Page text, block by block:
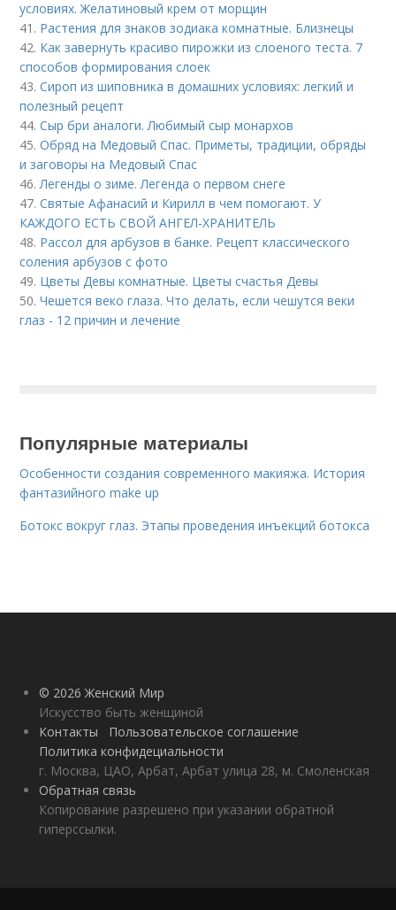
условиях. Желатиновый крем от морщин
41. Растения для знаков зодиака комнатные. Близнецы
42. Как завернуть красиво пирожки из слоеного теста. 7
способов формирования слоек
43.Сироп из шиповника в домашних условиях: легкий и
полезный рецепт
44.Сыр бри аналоги. Любимый сыр монархов
45.Обряд на Медовый Спас. Приметы, традиции, обряды
и заговоры на Медовый Спас
46.Легенды о зиме. Легенда о первом снеге
47.Святые Афанасий и Кирилл в чем помогают. У
КАЖДОГО ЕСТЬ СВОЙ АНГЕЛ-ХРАНИТЕЛЬ
48. Рассол для арбузов в банке. Рецепт классического
соления арбузов с фото
49. Цветы Девы комнатные. Цветы счастья Девы
50.Чешется веко глаза. Что делать, если чешутся веки
глаз - 12 причин и лечение
Популярные материалы
Особенности создания современного макияжа. История
фантазийного make up
Ботокс вокруг глаз. Этапы проведения инъекций ботокса
© 2026 Женский Мир
Искусство быть женщиной
Контакты
Пользовательское соглашение
Политика конфидециальности
г. Москва, ЦАО, Арбат, Арбат улица 28, м. Смоленская
Обратная связь
Копирование разрешено при указании обратной
гиперссылки.